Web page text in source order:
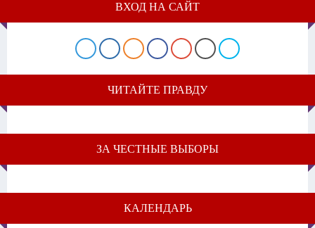
ВХОД НА САЙТ
ЧИТАЙТЕ ПРАВДУ
ЗА ЧЕСТНЫЕ ВЫБОРЫ
КАЛЕНДАРЬ